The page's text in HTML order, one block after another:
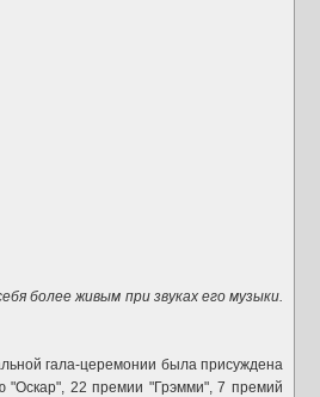
более живым при звуках его музыки.
гала-церемонии была присуждена
"Оскар", 22 премии "Грэмми", 7 премий